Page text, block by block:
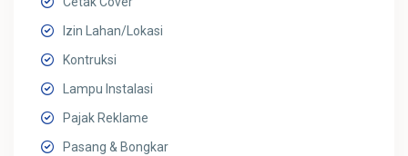
Izin Lahan/Lokasi
Kontruksi
Lampu Instalasi
Pajak Reklame
Pasang & Bongkar